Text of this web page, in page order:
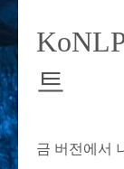
트
금 버전에서